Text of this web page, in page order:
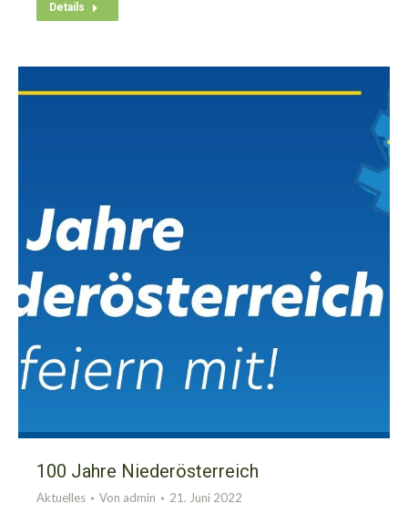
Details
100 Jahre Niederösterreich
Aktuelles Von admin 21. Juni 2022